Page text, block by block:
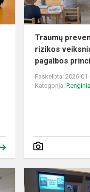
Traumų
rizikos
pagalbos
Paskelbta: 2026-
Kategorija:
Edukacinė
kalėdinė